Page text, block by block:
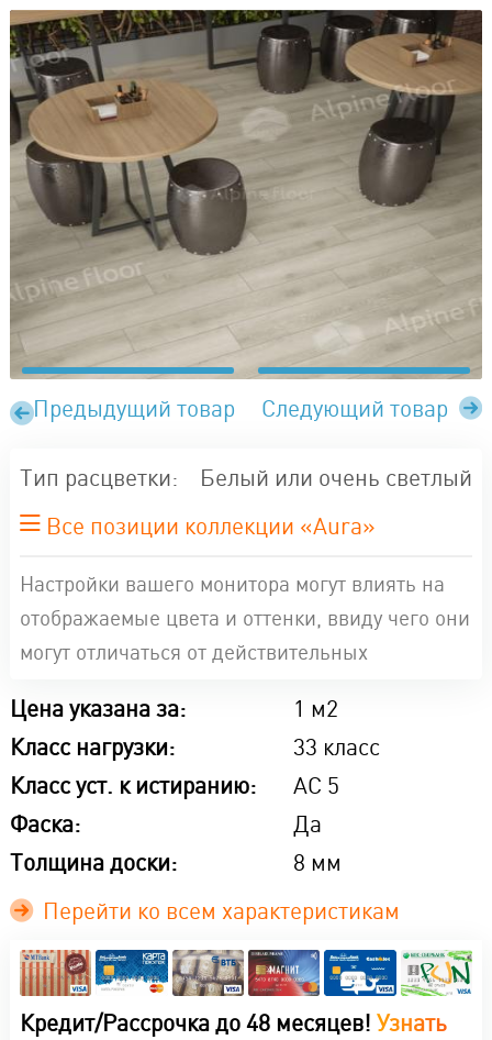
Предыдущий товар Следующий товар
Тип расцветки:
Белый или очень светлый
Все позиции коллекции «Aura»
Настройки вашего монитора могут влиять на
отображаемые цвета и оттенки, ввиду чего они
могут отличаться от действительных
Цена указана за:
1 м2
Класс нагрузки:
33 класс
Класс уст. к истиранию:
AC 5
Фаска:
Да
Толщина доски:
8 мм
Перейти ко всем характеристикам
Кредит/Рассрочка до 48 месяцев! Узнать